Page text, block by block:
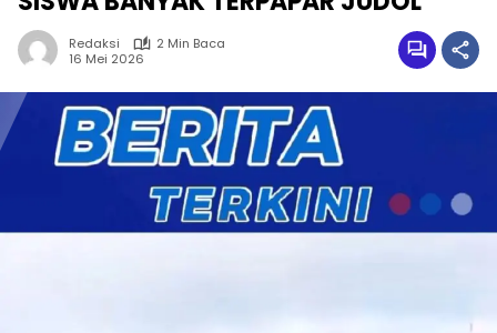
Redaksi
2 Min Baca
16 Mei 2026